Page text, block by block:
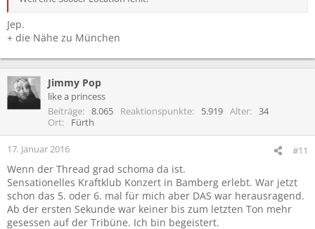
Jep.
+ die Nähe zu München
Jimmy Pop
like a princess
Beiträge
8.065 Reaktionspunkte 5.919 Alter
34
Ort
Fürth
17. Januar 2016 #11
Wenn der Thread grad schoma da ist.
Sensationelles Kraftklub Konzert in Bamberg erlebt. War jetzt
schon das 5. oder 6. mal für mich aber DAS war herausragend.
Ab der ersten Sekunde war keiner bis zum letzten Ton mehr
gesessen auf der Tribüne. Ich bin begeistert.